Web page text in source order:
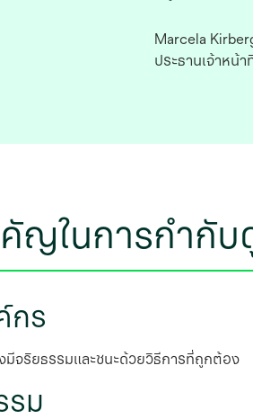
Marcela
ประธานเจ้าหน้
ญในการกํากับ
กร
จริยธรรมและชนะด้วยวิธีการที่ถูกต้อง
รม